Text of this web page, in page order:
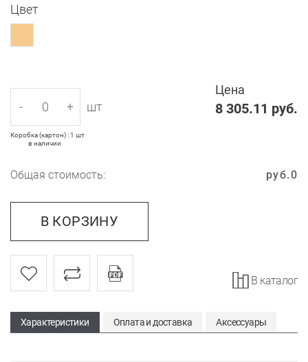
Цвет
Цена
8 305.11 руб.
- + шт
Коробка (картон) : 1 шт
в наличии
Общая стоимость: 0
руб.
В КОРЗИНУ
В каталог
Характеристики Оплата и доставка Аксессуары